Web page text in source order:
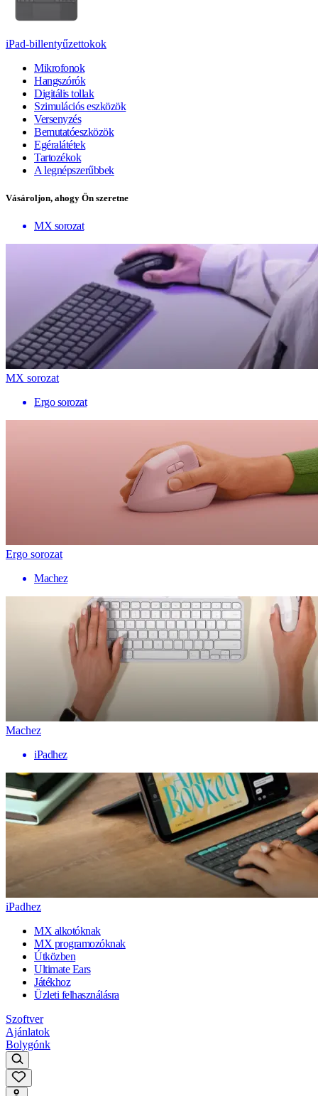
iPad-billentyűzettokok
Mikrofonok
Hangszórók
Digitális tollak
Szimulációs eszközök
Versenyzés
Bemutatóeszközök
Egéralátétek
Tartozékok
A legnépszerűbbek
Vásároljon, ahogy Ön szeretne
MX sorozat
MX sorozat
Ergo sorozat
Ergo sorozat
Machez
Machez
iPadhez
iPadhez
MX alkotóknak
MX programozóknak
Útközben
Ultimate Ears
Játékhoz
Üzleti felhasználásra
Szoftver
Ajánlatok
Bolygónk